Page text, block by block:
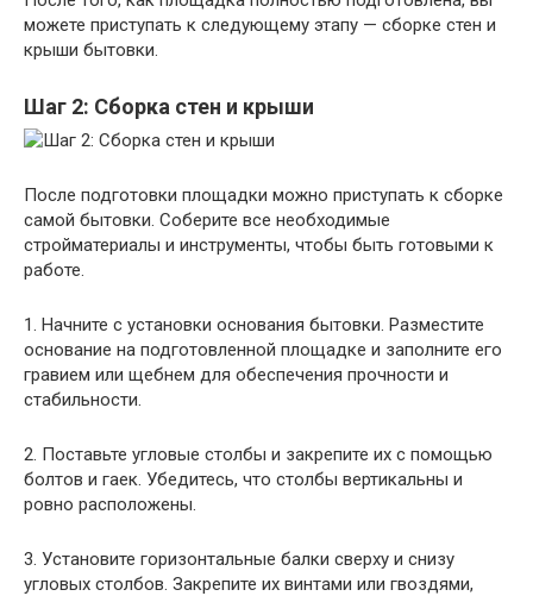
можете приступать к следующему этапу — сборке стен и
крыши бытовки.
Шаг 2: Сборка стен и крыши
После подготовки площадки можно приступать к сборке
самой бытовки. Соберите все необходимые
стройматериалы и инструменты, чтобы быть готовыми к
работе.
1. Начните с установки основания бытовки. Разместите
основание на подготовленной площадке и заполните его
гравием или щебнем для обеспечения прочности и
стабильности.
2. Поставьте угловые столбы и закрепите их с помощью
болтов и гаек. Убедитесь, что столбы вертикальны и
ровно расположены.
3. Установите горизонтальные балки сверху и снизу
угловых столбов. Закрепите их винтами или гвоздями,